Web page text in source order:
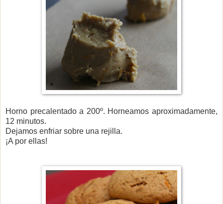
Horno precalentado a 200º. Horneamos aproximadamente,
12 minutos.
Dejamos enfriar sobre una rejilla.
¡A por ellas!